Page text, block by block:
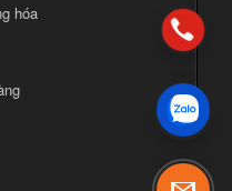
hóa